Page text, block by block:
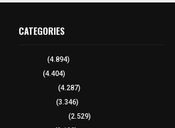
CATEGORIES
(4.894)
(4.404)
(4.287)
(3.346)
(2.529)